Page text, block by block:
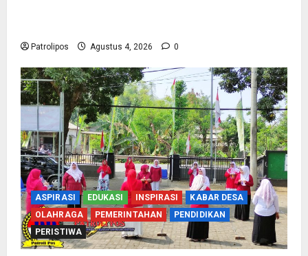
Patrolipos Agustus 4, 2026 0
ASPIRASI EDUKASI INSPIRASI
KABAR DESA
OLAHRAGA
PEMERINTAHAN
PENDIDIKAN
PERISTIWA